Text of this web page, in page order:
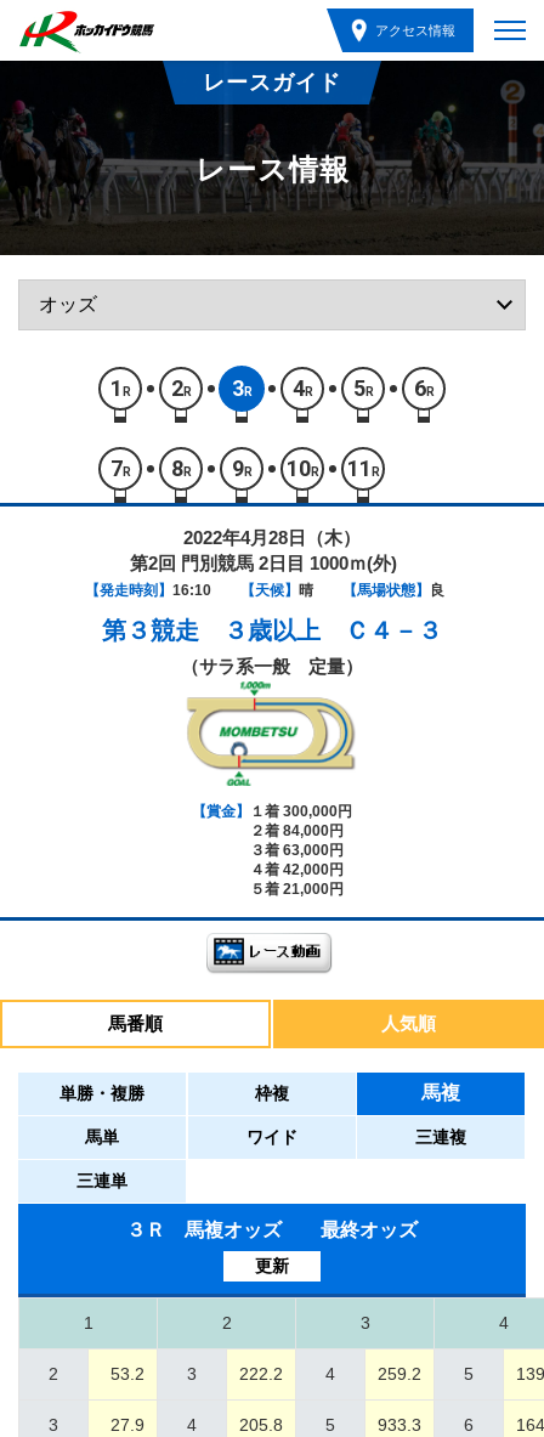
アクセス情報
レースガイド
レース情報
1 R 2R 3R 4R 5R 6R
7 R 8R 9R 10R 11 R
2022年4月28日（木）
第2回 門別競馬 2日目 1000ｍ(外)
【発走時刻】 16:10 【天候】 晴 【馬場状態】 良
第３競走 ３歳以上 Ｃ４－３
（サラ系一般 定量）
【賞金】
１着 300,000円
２着 84,000円
３着 63,000円
４着 42,000円
５着 21,000円
馬番順 人気順
単勝・複勝 枠複 馬複
馬単 ワイド 三連複
三連単
３Ｒ 馬複オッズ 最終オッズ
更新
1 2 3 4
2 53.2 3 222.2 4 259.2 5
3 27.9 4 205.8 5 933.3 6